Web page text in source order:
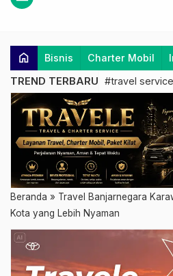
home Bisnis Charter Mobil
TREND TERBARU #travel
Beranda » Travel Banjarnegara
Kota yang Lebih Nyaman